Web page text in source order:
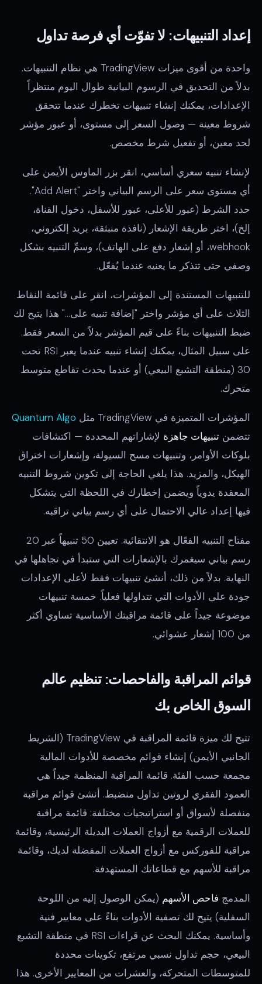
إعداد التنبيهات: لا تفوّت أي فرصة تداول
واحدة من أقوى ميزات TradingView هي نظام التنبيهات.
بدلاً من التحديق في الرسوم البيانية طوال اليوم منتظراً
الإعدادات، يمكنك إنشاء تنبيهات تخطرك عندما تتحقق
شروط معينة — وصول السعر إلى مستوى، أو عبور مؤشر
لحد معين، أو تفعيل شرط مخصص.
لإنشاء تنبيه سعري أساسي، انقر بزر الماوس الأيمن على
أي مستوى سعر على الرسم البياني واختر "Add Alert".
حدد الشرط (عبور للأعلى، عبور للأسفل، دخول القناة،
إلخ)، اختر طريقة الإشعار (نافذة منبثقة، بريد إلكتروني،
webhook، أو إشعار دفع على الهاتف)، وسمِّ التنبيه بشكل
وصفي حتى تتذكر ما يعنيه عندما يُفعّل.
للتنبيهات المستندة إلى المؤشرات، انقر على قائمة النقاط
الثلاث على أي مؤشر واختر "إضافة تنبيه على..." هذا يتيح لك
ضبط التنبيهات بناءً على قيم المؤشر بدلاً من السعر فقط.
على سبيل المثال، يمكنك إنشاء تنبيه عندما يعبر RSI تحت
30 (منطقة التشبع البيعي) أو عندما يحدث تقاطع متوسط
متحرك.
المؤشرات المتميزة في TradingView مثل
Quantum Algo
تتضمن تنبيهات جاهزة لإشاراتهم المحددة — اكتشافات
بلوكات الأوامر، وتنبيهات مسح السيولة، وإشعارات اختراق
الهيكل، والمزيد. هذا يلغي الحاجة إلى تكوين شروط التنبيه
المعقدة يدوياً ويضمن إخطارك في اللحظة التي يتشكل
فيها إعداد عالي الاحتمال على أي رسم بياني تراقبه.
مفتاح التنبيه الفعّال هو الانتقائية. تعيين 50 تنبيهاً عبر 20
رسم بياني سيغمرك بالإشعارات التي ستبدأ في تجاهلها في
النهاية. بدلاً من ذلك، أنشئ تنبيهات فقط لأعلى الإعدادات
جودة على الأدوات التي تتداولها فعلياً. خمسة تنبيهات
موضوعة جيداً على قائمة مراقبتك الأساسية تساوي أكثر
من 100 إشعار عشوائي.
قوائم المراقبة والفاحصات: تنظيم عالم
السوق الخاص بك
تتيح لك ميزة قائمة المراقبة في TradingView (الشريط
الجانبي الأيمن) إنشاء قوائم مخصصة للأدوات المالية
مجمعة حسب الفئة. قائمة المراقبة المنظمة جيداً هي
العمود الفقري لروتين تداول منضبط. أنشئ قوائم مراقبة
منفصلة لأسواق أو استراتيجيات مختلفة: قائمة مراقبة
للعملات الرقمية مع أزواج العملات البديلة الرئيسية، وقائمة
مراقبة للفوركس مع أزواج العملات المفضلة لديك، وقائمة
مراقبة للأسهم مع قطاعاتك المستهدفة.
المدمج فاحص الأسهم (يمكن الوصول إليه من اللوحة
السفلية) يتيح لك تصفية الأدوات بناءً على معايير فنية
وأساسية. يمكنك البحث عن قراءات RSI في منطقة التشبع
البيعي، حجم تداول نسبي مرتفع، تكوينات محددة
للمتوسطات المتحركة، والعشرات من المعايير الأخرى. هذا